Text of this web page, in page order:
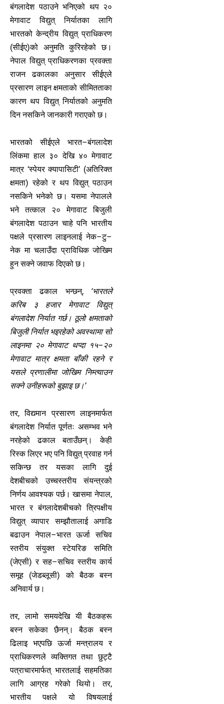
बंगलादेश पठाउने भनिएको थप २०
मेगावाट विद्युत् निर्यातका लागि
भारतको केन्द्रीय विद्युत् प्राधिकरण
(सीईए)को अनुमति कुरिरहेको छ।
नेपाल विद्युत् प्राधिकरणका प्रवक्ता
राजन ढकालका अनुसार सीईएले
प्रसारण लाइन क्षमताको सीमितताका
कारण थप विद्युत् निर्यातको अनुमति
दिन नसकिने जानकारी गराएको छ।
भारतको सीईएले भारत–बंगलादेश
लिंकमा हाल ३० देखि ४० मेगावाट
मात्र ‘स्पेयर क्यापासिटी’ (अतिरिक्त
क्षमता) रहेको र थप विद्युत् पठाउन
नसकिने भनेको छ। यसमा नेपालले
भने तत्काल २० मेगावाट बिजुली
बंगलादेश पठाउन चाहे पनि भारतीय
पक्षले प्रसारण लाइनलाई नेक–टु–
नेक मा चलाउँदा प्राविधिक जोखिम
हुन सक्ने जवाफ दिएको छ।
प्रवक्ता ढकाल भन्छन्, ‘भारतले
करिब ३ हजार मेगावाट विद्युत्
बंगलादेश निर्यात गर्छ। ठूलो क्षमताको
बिजुली निर्यात भइरहेको अवस्थामा सो
लाइनमा २० मेगावाट थप्दा १५–२०
मेगावाट मात्र क्षमता बाँकी रहने र
यसले प्रणालीमा जोखिम निम्त्याउन
सक्ने उनीहरूको बुझाइ छ।’
तर, विद्यमान प्रसारण लाइनमार्फत
बंगलादेश निर्यात पूर्णतः असम्भव भने
नरहेको ढकाल बताउँछन्। केही
रिस्क लिएर भए पनि विद्युत् प्रवाह गर्न
सकिन्छ तर यसका लागि दुई
देशबीचको उच्चस्तरीय संयन्त्रको
निर्णय आवश्यक पर्छ। खासमा नेपाल,
भारत र बंगलादेशबीचको त्रिपक्षीय
विद्युत् व्यापार सम्झौतालाई अगाडि
बढाउन नेपाल–भारत ऊर्जा सचिव
स्तरीय संयुक्त स्टेयरिङ समिति
(जेएसी) र सह–सचिव स्तरीय कार्य
समूह (जेडब्लूसी) को बैठक बस्न
अनिवार्य छ।
तर, लामो समयदेखि यी बैठकहरू
बस्न सकेका छैनन्। बैठक बस्न
ढिलाइ भएपछि ऊर्जा मन्त्रालय र
प्राधिकरणले व्यक्तिगत तथा छुट्टै
पत्राचारमार्फत् भारतलाई सहमतिका
लागि आग्रह गरेको थियो। तर,
भारतीय पक्षले यो विषयलाई